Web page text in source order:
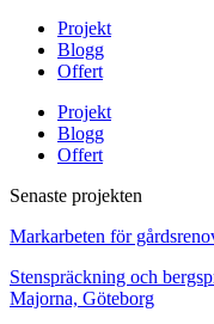
Projekt
Blogg
Offert
Projekt
Blogg
Offert
Senaste projekten
Markarbeten för
Stenspräckning och
Majorna, Göteborg